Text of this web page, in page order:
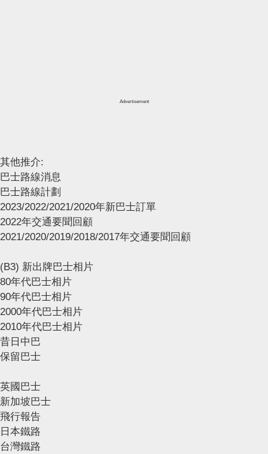
Advertisement
其他推介:
巴士路線消息
巴士路線計劃
2023/2022/2021/2020年新巴士訂單
2022年交通要聞回顧
2021/2020/2019/2018/2017年交通要聞回顧
(B3) 新出牌巴士相片
80年代巴士相片
90年代巴士相片
2000年代巴士相片
2010年代巴士相片
昔日中巴
保留巴士
英國巴士
新加坡巴士
飛行報告
日本鐵路
台灣鐵路